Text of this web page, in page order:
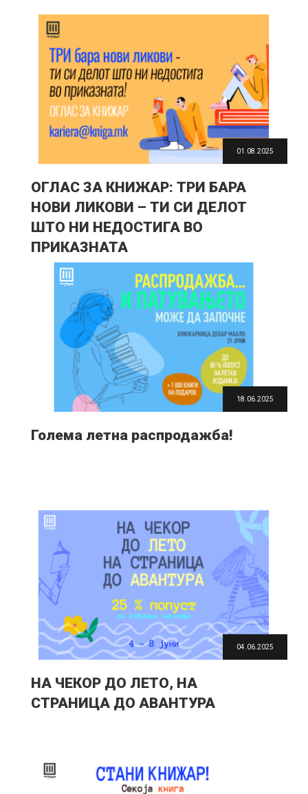
01.08.2025
ОГЛАС ЗА КНИЖАР: ТРИ БАРА
НОВИ ЛИКОВИ – ТИ СИ ДЕЛОТ
ШТО НИ НЕДОСТИГА ВО
ПРИКАЗНАТА
18.06.2025
Голема летна распродажба!
04.06.2025
НА ЧЕКОР ДО ЛЕТО, НА
СТРАНИЦА ДО АВАНТУРА